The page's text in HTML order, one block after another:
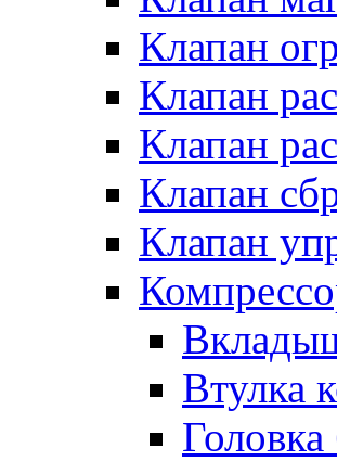
Клапан
Клапан
Клапан
Клапан
Клапан
Втулка